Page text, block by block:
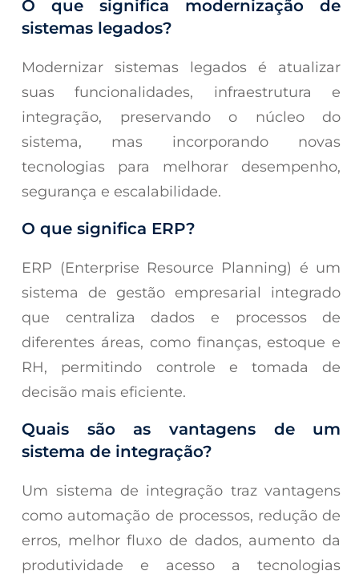
O que significa modernização de
sistemas legados?
Modernizar sistemas legados é atualizar
suas funcionalidades, infraestrutura e
integração, preservando o núcleo do
sistema, mas incorporando novas
tecnologias para melhorar desempenho,
segurança e escalabilidade.
O que significa ERP?
ERP (Enterprise Resource Planning) é um
sistema de gestão empresarial integrado
que centraliza dados e processos de
diferentes áreas, como finanças, estoque e
RH, permitindo controle e tomada de
decisão mais eficiente.
Quais são as vantagens de um
sistema de integração?
Um sistema de integração traz vantagens
como automação de processos, redução de
erros, melhor fluxo de dados, aumento da
produtividade e acesso a tecnologias